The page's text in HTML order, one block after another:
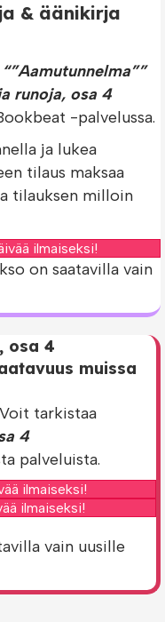
& äänikirja
runoja, osa 4
-palvelussa.
ja lukea
tilaus maksaa
tilauksen milloin
ilmaiseksi!
on saatavilla vain
osa 4
muissa
tarkistaa
4
palveluista.
ilmaiseksi!
ilmaiseksi!
vain uusille